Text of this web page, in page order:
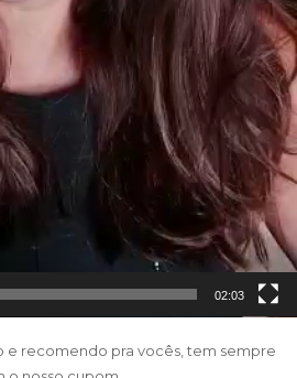
02:03
e recomendo pra vocês, tem sempre